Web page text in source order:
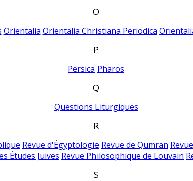
O
Orientalia Orientalia Christiana Periodica
P
Persica Pharos
Q
Questions Liturgiques
R
Revue d'Égyptologie Revue de Qumran
Études Juives Revue Philosophique de Louvain
S